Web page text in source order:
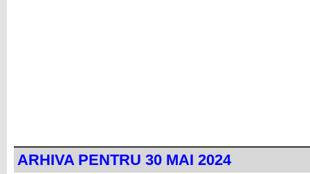
ARHIVA PENTRU 30 MAI 2024